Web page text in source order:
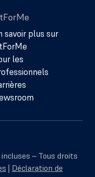
savoir plus sur
les
– Tous droits
| Déclaration de